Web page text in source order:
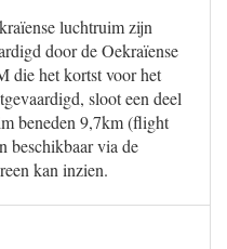
luchtruim zijn
door de Oekraïense
die het kortst voor het
sloot een deel
beneden 9,7km (flight
beschikbaar via de
kan inzien.